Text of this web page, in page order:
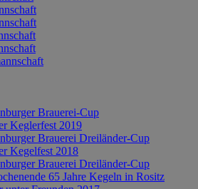
Brauerei-Cup
Keglerfest 2019
Brauerei Dreiländer-Cup
Kegelfest 2018
Brauerei Dreiländer-Cup
65 Jahre Kegeln in Rositz